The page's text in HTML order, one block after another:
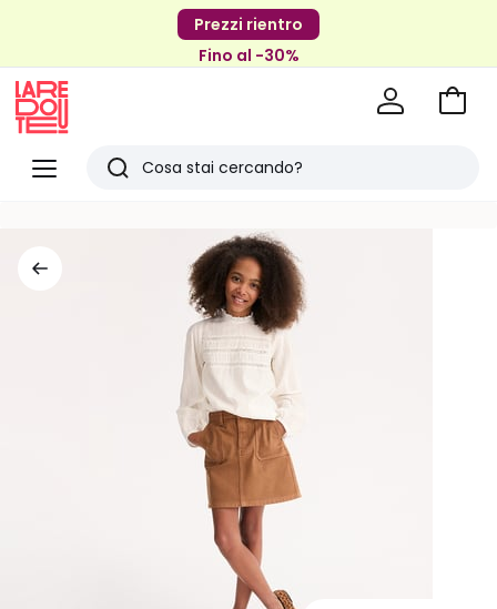
Prezzi rientro
Fino al -30%
Menu
Redoute
Ricerca
Vai